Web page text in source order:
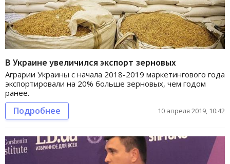
В Украине увеличился экспорт зерновых
Аграрии Украины с начала 2018-2019 маркетингового года
экспортировали на 20% больше зерновых, чем годом
ранее.
Подробнее 10 апреля 2019, 10:42